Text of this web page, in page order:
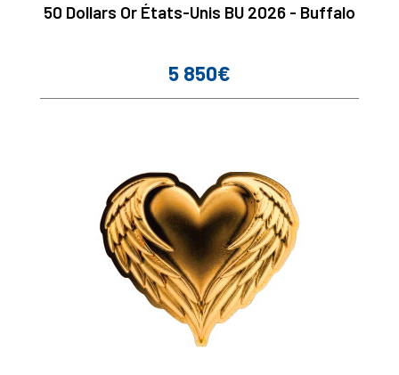
50 Dollars Or États-Unis BU 2026 - Buffalo
Prix
5 850€